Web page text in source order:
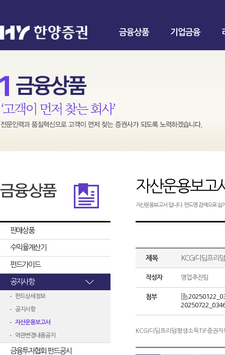
금융상품 기업금융
판매상품
수익율계산기
펀드가이드
공지사항
펀드상세정보
공지사항
자산운용보고서
약관변경내용공지
금융투자협회 펀드공시
자산운용보고
자산운용보고서 입니다. 펀드명 검색으로 쉽
제목 KCGI디딤프리
작성자 영업추진팀
첨부
KCGI디딤프리덤평생소득TIF증권